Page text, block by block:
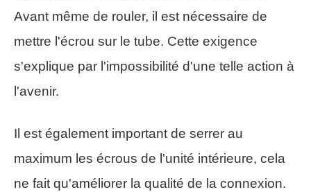
Avant même de rouler, il est nécessaire de
mettre l'écrou sur le tube. Cette exigence
s'explique par l'impossibilité d'une telle action à
l'avenir.
Il est également important de serrer au
maximum les écrous de l'unité intérieure, cela
ne fait qu'améliorer la qualité de la connexion.